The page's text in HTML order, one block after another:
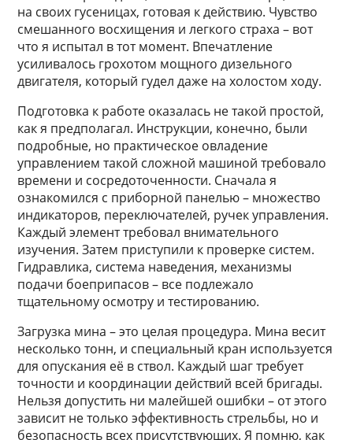
на своих гусеницах, готовая к действию. Чувство
смешанного восхищения и легкого страха – вот
что я испытал в тот момент. Впечатление
усиливалось грохотом мощного дизельного
двигателя, который гудел даже на холостом ходу.
Подготовка к работе оказалась не такой простой,
как я предполагал. Инструкции, конечно, были
подробные, но практическое овладение
управлением такой сложной машиной требовало
времени и сосредоточенности. Сначала я
ознакомился с приборной панелью – множество
индикаторов, переключателей, ручек управления.
Каждый элемент требовал внимательного
изучения. Затем приступили к проверке систем.
Гидравлика, система наведения, механизмы
подачи боеприпасов – все подлежало
тщательному осмотру и тестированию.
Загрузка мина – это целая процедура. Мина весит
несколько тонн, и специальный кран используется
для опускания её в ствол. Каждый шаг требует
точности и координации действий всей бригады.
Нельзя допустить ни малейшей ошибки – от этого
зависит не только эффективность стрельбы, но и
безопасность всех присутствующих. Я помню, как